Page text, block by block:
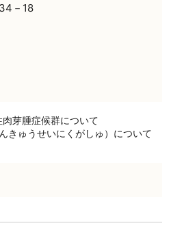
－18
芽腫症候群について
きゅうせいにくがしゅ）について